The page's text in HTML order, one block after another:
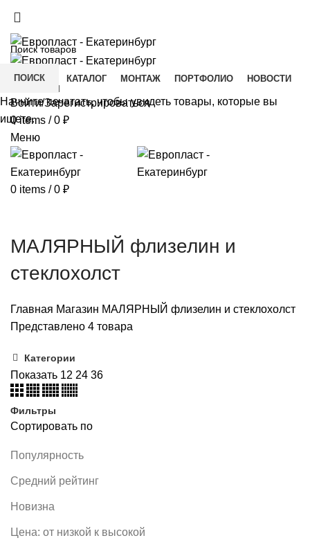
ГЛАВНАЯ КАТАЛОГ МОНТАЖ ПОРТФОЛИО
НОВОСТИ
КОНТАКТЫ
Войти/Зарегистрироваться
0items / 0 ₽
Меню
0 items / 0 ₽
MАЛЯРНЫЙ флизелин и
стеклохолст
Главная Магазин MАЛЯРНЫЙ флизелин и стеклохолст
Представлено 4 товара
Категории
Показать 12 24 36
Фильтры
Сортировать по
Популярность
Средний рейтинг
Новизна
Цена: от низкой к высокой
ПОИСК
Начните печатать, чтобы увидеть товары, которые вы
ищете.